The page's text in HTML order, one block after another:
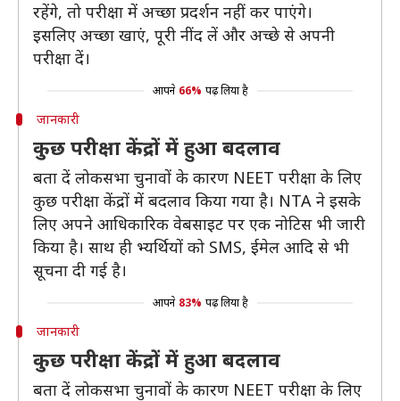
रहेंगे, तो परीक्षा में अच्छा प्रदर्शन नहीं कर पाएंगे।
इसलिए अच्छा खाएं, पूरी नींद लें और अच्छे से अपनी
परीक्षा दें।
आपने 66% पढ़ लिया है
जानकारी
कुछ परीक्षा केंद्रों में हुआ बदलाव
बता दें लोकसभा चुनावों के कारण NEET परीक्षा के लिए
कुछ परीक्षा केंद्रों में बदलाव किया गया है। NTA ने इसके
लिए अपने आधिकारिक वेबसाइट पर एक नोटिस भी जारी
किया है। साथ ही भ्यर्थियों को SMS, ईमेल आदि से भी
सूचना दी गई है।
आपने 83% पढ़ लिया है
जानकारी
कुछ परीक्षा केंद्रों में हुआ बदलाव
बता दें लोकसभा चुनावों के कारण NEET परीक्षा के लिए